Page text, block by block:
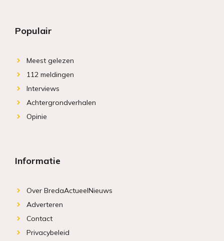
Populair
Meest gelezen
112 meldingen
Interviews
Achtergrondverhalen
Opinie
Informatie
Over BredaActueelNieuws
Adverteren
Contact
Privacybeleid